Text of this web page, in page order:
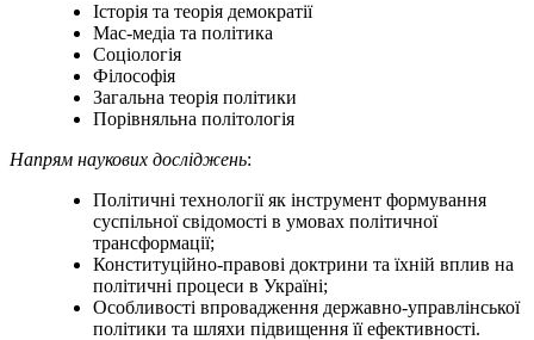
Історія та теорія демократії
Мас-медіа та політика
Соціологія
Філософія
Загальна теорія політики
Порівняльна політологія
Напрям наукових досліджень:
Політичні технології як інструмент формування
суспільної свідомості в умовах політичної
трансформації;
Конституційно-правові доктрини та їхній вплив на
політичні процеси в Україні;
Особливості впровадження державно-управлінської
політики та шляхи підвищення її ефективності.